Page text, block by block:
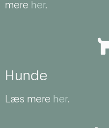
mere her.
Hunde
Læs mere her.